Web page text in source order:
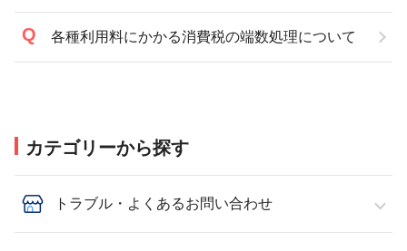
各種利用料にかかる消費税の端数処理について
カテゴリーから探す
トラブル・よくあるお問い合わせ